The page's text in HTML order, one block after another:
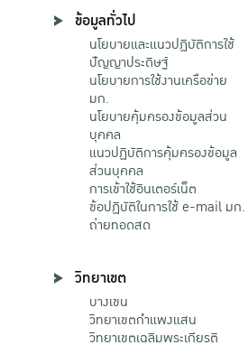
ข้อมูลทั่วไป
นโยบายและแนวปฏิบัติการใช้
ปัญญาประดิษฐ์
นโยบายการใช้งานเครือข่าย
มก.
นโยบายคุ้มครองข้อมูลส่วน
บุคคล
แนวปฏิบัติการคุ้มครองข้อมูล
ส่วนบุคคล
การเข้าใช้อินเตอร์เน็ต
ข้อปฏิบัติในการใช้ e-mail มก.
ถ่ายทอดสด
วิทยาเขต
บางเขน
วิทยาเขตกําแพงแสน
วิทยาเขตเฉลิมพระเกียรติ